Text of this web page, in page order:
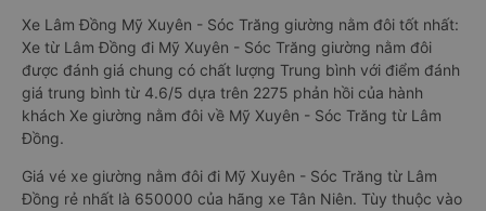
Xe Lâm Đồng Mỹ Xuyên - Sóc Trăng giường nằm đôi tốt nhất:
Xe từ Lâm Đồng đi Mỹ Xuyên - Sóc Trăng giường nằm đôi
được đánh giá chung có chất lượng Trung bình với điểm đánh
giá trung bình từ 4.6/5 dựa trên 2275 phản hồi của hành
khách Xe giường nằm đôi về Mỹ Xuyên - Sóc Trăng từ Lâm
Đồng.
Giá vé xe giường nằm đôi đi Mỹ Xuyên - Sóc Trăng từ Lâm
Đồng rẻ nhất là 650000 của hãng xe Tân Niên. Tùy thuộc vào